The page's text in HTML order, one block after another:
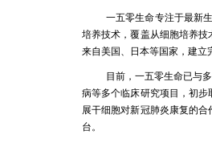
一五零生命专注于最新
培养技术，覆盖从细胞培养
来自美国、日本等国家，建立
目前，一五零生命已与
病等多个临床研究项目，初
展干细胞对新冠肺炎康复的
台。